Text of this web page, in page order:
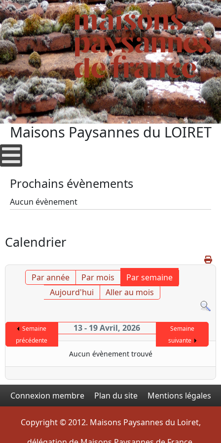
Maisons Paysannes du LOIRET
Prochains évènements
Aucun évènement
Calendrier
Par année Par mois
Par semaine
Aujourd'hui
Aller au mois
Semaine
précédente
13 - 19 Avril, 2026
Semaine
suivante
Aucun évènement trouvé
Connexion membre Plan du site Mentions légales
Copyright © 2012. Maisons Paysannes du Loiret,